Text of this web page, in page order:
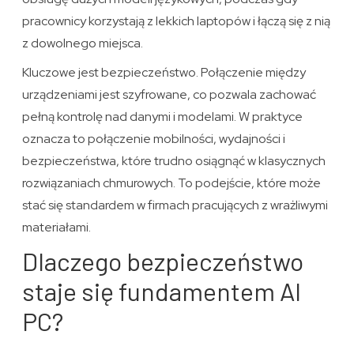
pracownicy korzystają z lekkich laptopów i łączą się z nią
z dowolnego miejsca.
Kluczowe jest bezpieczeństwo. Połączenie między
urządzeniami jest szyfrowane, co pozwala zachować
pełną kontrolę nad danymi i modelami. W praktyce
oznacza to połączenie mobilności, wydajności i
bezpieczeństwa, które trudno osiągnąć w klasycznych
rozwiązaniach chmurowych. To podejście, które może
stać się standardem w firmach pracujących z wrażliwymi
materiałami.
Dlaczego bezpieczeństwo
staje się fundamentem AI
PC?